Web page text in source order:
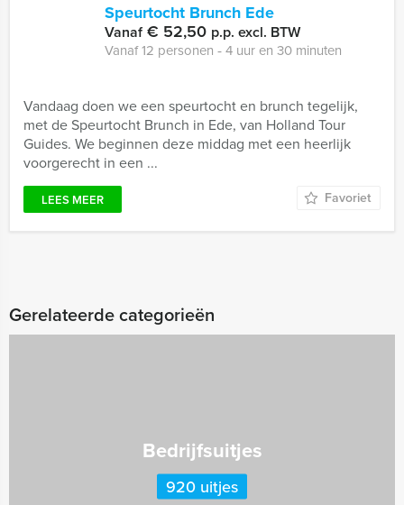
Speurtocht Brunch Ede
Vanaf€ 52,50 p.p. excl. BTW
Vanaf 12 personen ‐ 4 uur en 30 minuten
Vandaag doen we een speurtocht en brunch tegelijk,
met de Speurtocht Brunch in Ede, van Holland Tour
Guides. We beginnen deze middag met een heerlijk
voorgerecht in een ...
LEES MEER Favoriet
Gerelateerde categorieën
Bedrijfsuitjes
920 uitjes